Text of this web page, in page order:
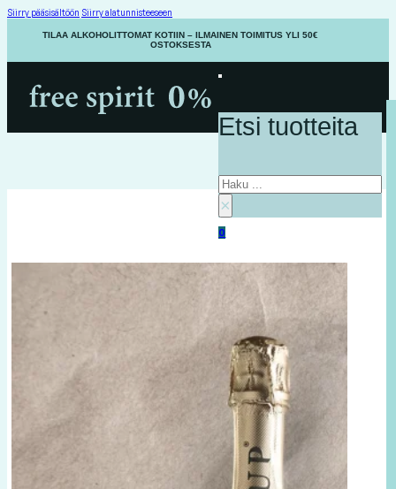
Siirry pääsisältöön Siirry alatunnisteeseen
TILAA ALKOHOLITTOMAT KOTIIN – ILMAINEN TOIMITUS YLI 50€
OSTOKSESTA
Etsi tuotteita
Haku
×
0
Ostoskori on tyhjä.